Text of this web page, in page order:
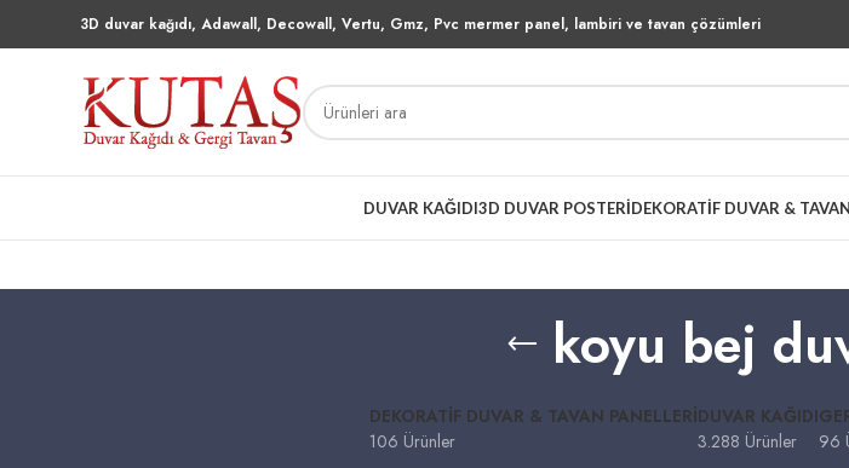
3D duvar kağıdı, Adawall, Decowall, Vertu, Gmz, Pvc mermer panel, lambiri ve tavan çözümleri
DUVAR KAĞIDI3D DUVAR POSTERIDEKORATIF DUVAR &
koyu bej
DEKORATIF DUVAR & TAVAN PANELLERI
106 Ürünler
DUVAR KAĞIDI
3.288 Ürünler
96